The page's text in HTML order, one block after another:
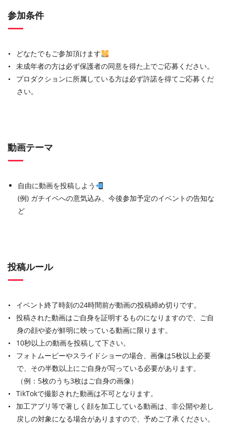
参加条件
どなたでもご参加頂けます
未成年者の方は必ず保護者の同意を得た上でご応募ください。
プロダクションに所属している方は必ず許諾を得てご応募くだ
さい。
動画テーマ
自由に動画を投稿しよう
(例) ガチイベへの意気込み、今後参加予定のイベントの告知な
ど
投稿ルール
イベント終了時刻の24時間前が動画の投稿締め切りです。
投稿された動画はご自身を証明するものになりますので、ご自
身の顔や姿が鮮明に映っている動画に限ります。
10秒以上の動画を投稿して下さい。
フォトムービーやスライドショーの場合、画像は5枚以上必要
で、その半数以上にご自身が写っている必要があります。
（例：5枚のうち3枚はご自身の画像）
TikTokで撮影された動画は不可となります。
加工アプリ等で著しく顔を加工している動画は、非公開や差し
戻しの対象になる場合がありますので、予めご了承ください。